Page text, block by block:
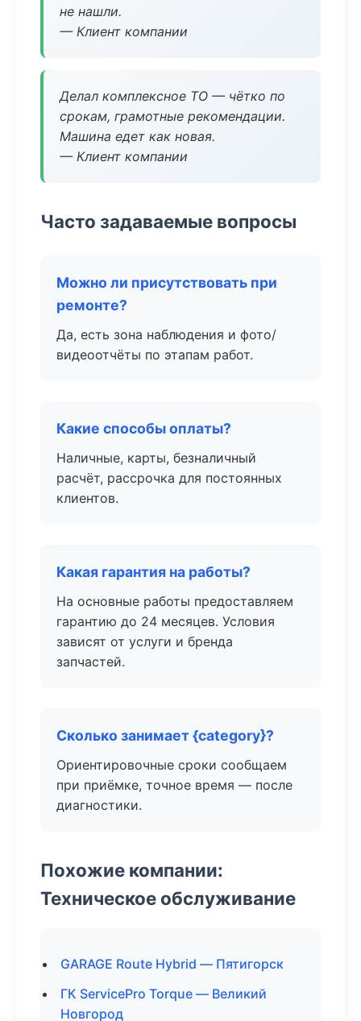
не нашли.
— Клиент компании
Делал комплексное ТО — чётко по
срокам, грамотные рекомендации.
Машина едет как новая.
— Клиент компании
Часто задаваемые вопросы
Можно ли присутствовать при
ремонте?
Да, есть зона наблюдения и фото/
видеоотчёты по этапам работ.
Какие способы оплаты?
Наличные, карты, безналичный
расчёт, рассрочка для постоянных
клиентов.
Какая гарантия на работы?
На основные работы предоставляем
гарантию до 24 месяцев. Условия
зависят от услуги и бренда
запчастей.
Сколько занимает {category}?
Ориентировочные сроки сообщаем
при приёмке, точное время — после
диагностики.
Похожие компании:
Техническое обслуживание
GARAGE Route Hybrid — Пятигорск
ГК ServicePro Torque — Великий
Новгород